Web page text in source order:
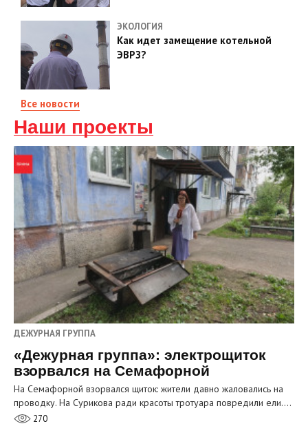
ЭКОЛОГИЯ
Как идет замещение котельной
ЭВРЗ?
Все новости
Наши проекты
ДЕЖУРНАЯ ГРУППА
«Дежурная группа»: электрощиток
взорвался на Семафорной
На Семафорной взорвался щиток: жители давно жаловались на
проводку. На Сурикова ради красоты тротуара повредили ели.…
270